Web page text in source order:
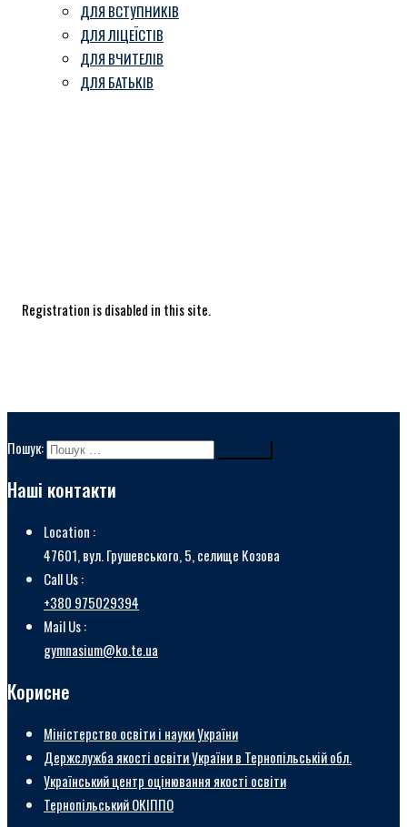
ДЛЯ ВСТУПНИКІВ
ДЛЯ ЛІЦЕЇСТІВ
ДЛЯ ВЧИТЕЛІВ
ДЛЯ БАТЬКІВ
Registration is disabled in this site.
Пошук:
Наші контакти
Location :
47601, вул. Грушевського, 5, селище Козова
Call Us :
+380 975029394
Mail Us :
gymnasium@ko.te.ua
Корисне
Міністерство освіти і науки України
Держслужба якості освіти України в Тернопільській обл.
Український центр оцінювання якості освіти
Тернопільський ОКІППО